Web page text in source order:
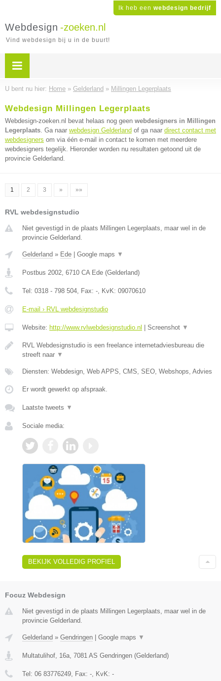
Ik heb een webdesign bedrijf
Webdesign -zoeken.nl
Vind webdesign bij u in de buurt!
U bent nu hier: Home » Gelderland » Millingen Legerplaats
Webdesign Millingen Legerplaats
Webdesign-zoeken.nl bevat helaas nog geen webdesigners in Millingen
Legerplaats. Ga naar webdesign Gelderland of ga naar direct contact met
webdesigners om via één e-mail in contact te komen met meerdere
webdesigners tegelijk. Hieronder worden nu resultaten getoond uit de
provincie Gelderland.
1 2 3 » »»
RVL webdesignstudio
Niet gevestigd in de plaats Millingen Legerplaats, maar wel in de
provincie Gelderland.
Gelderland » Ede Google maps ▼
Postbus 2002, 6710 CA Ede (Gelderland)
Tel: 0318 - 798 504, Fax: -, KvK: 09070610
E-mail › RVL webdesignstudio
Website: http://www.rvlwebdesignstudio.nl Screenshot ▼
RVL Webdesignstudio is een freelance internetadviesbureau die
streeft naar ▼
Diensten: Webdesign, Web APPS, CMS, SEO, Webshops, Advies
Er wordt gewerkt op afspraak.
Laatste tweets ▼
Sociale media:
BEKIJK VOLLEDIG PROFIEL
Focuz Webdesign
Niet gevestigd in de plaats Millingen Legerplaats, maar wel in de
provincie Gelderland.
Gelderland » Gendringen | Google maps ▼
Multatulihof, 16a 7081 AS Gendringen (Gelderland)
Tel: 06 83776249 , Fax: - , KvK: -